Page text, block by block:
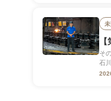
そ
石